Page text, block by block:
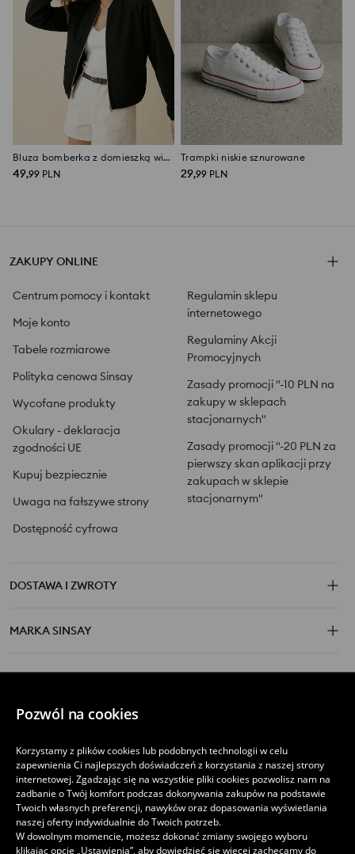
Pozwól na cookies
Korzystamy z plików cookies lub podobnych technologii w celu
zapewnienia Ci najlepszych doświadczeń z korzystania z naszej strony
internetowej. Zgadzając się na wszystkie pliki cookies pozwolisz nam na
zadbanie o Twój komfort podczas dokonywania zakupów na podstawie
Twoich własnych preferencji, nawyków oraz dopasowania wyświetlania
naszej oferty indywidualnie do Twoich potrzeb.
W dowolnym momencie, możesz dokonać zmiany swojego wyboru
klikając opcję „Ustawienia”, aby dowiedzieć się więcej zachęcamy do
Bluza bomberka z domieszką wiskozy soft touch
49,99 PLN
Trampki niskie sznurowane
29,99 PLN
ZAKUPY ONLINE
Centrum pomocy i kontakt
Moje konto
Tabele rozmiarowe
Polityka cenowa Sinsay
Wycofane produkty
Okulary - deklaracja
zgodności UE
Kupuj bezpiecznie
Uwaga na fałszywe strony
Dostępność cyfrowa
Regulamin sklepu
internetowego
Regulaminy Akcji
Promocyjnych
Zasady promocji "-10 PLN na
zakupy w sklepach
stacjonarnych"
Zasady promocji "-20 PLN za
pierwszy skan aplikacji przy
zakupach w sklepie
stacjonarnym"
DOSTAWA I ZWROTY
MARKA SINSAY
POBIERZ APLIKACJĘ